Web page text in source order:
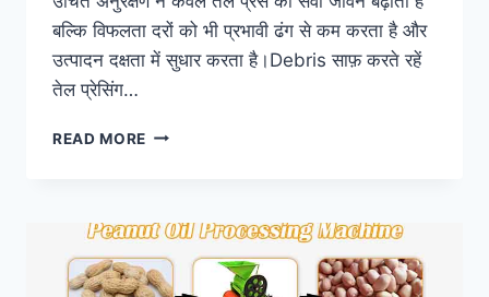
बल्कि विफलता दरों को भी प्रभावी ढंग से कम करता है और
उत्पादन दक्षता में सुधार करता है।Debris साफ़ करते रहें
तेल प्रेसिंग…
READ MORE तेल
का
कैसे
करें?